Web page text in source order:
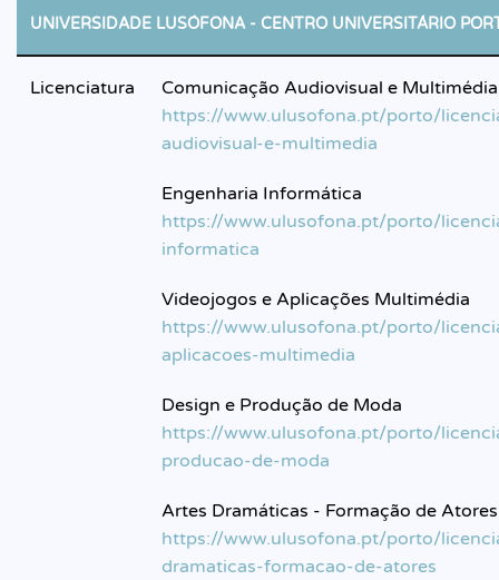
UNIVERSIDADE LUSÓFONA - CENTRO UNIVERSITÁRIO
Licenciatura
Comunicação Audiovisual e Multimédia
https://www.ulusofona.pt/porto/
audiovisual-e-multimedia
Engenharia Informática
https://www.ulusofona.pt/porto/
informatica
Videojogos e Aplicações Multimédia
https://www.ulusofona.pt/porto/
aplicacoes-multimedia
Design e Produção de Moda
https://www.ulusofona.pt/porto/
producao-de-moda
Artes Dramáticas - Formação de Atores
https://www.ulusofona.pt/porto/
dramaticas-formacao-de-atores